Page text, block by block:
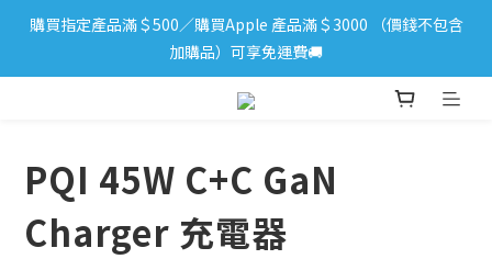
iPhone 17 系列新登場！立即訂購
購買指定產品滿＄500／購買Apple 產品滿＄3000 （價錢不包含
加購品）可享免運費🚚
iPhone 17 系列新登場！立即訂購
PQI 45W C+C GaN
Charger 充電器